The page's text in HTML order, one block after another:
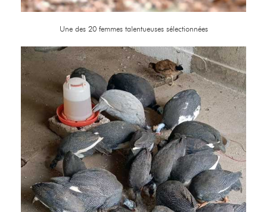
Une des 20 femmes talentueuses sélectionnées